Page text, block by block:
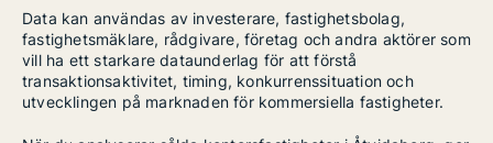
Data kan användas av investerare, fastighetsbolag,
fastighetsmäklare, rådgivare, företag och andra aktörer som
vill ha ett starkare dataunderlag för att förstå
transaktionsaktivitet, timing, konkurrenssituation och
utvecklingen på marknaden för kommersiella fastigheter.